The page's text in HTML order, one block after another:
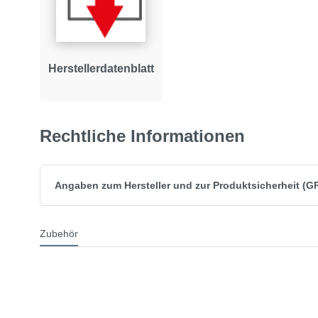
Herstellerdatenblatt
Rechtliche Informationen
Angaben zum Hersteller und zur Produktsicherheit
Zubehör